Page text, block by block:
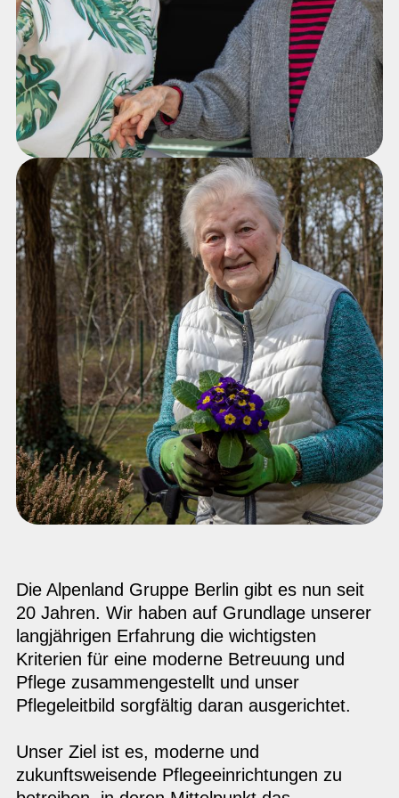
Die Alpenland Gruppe Berlin gibt es nun seit
20 Jahren. Wir haben auf Grundlage unserer
langjährigen Erfahrung die wichtigsten
Kriterien für eine moderne Betreuung und
Pflege zusammengestellt und unser
Pflegeleitbild sorgfältig daran ausgerichtet.
Unser Ziel ist es, moderne und
zukunftsweisende Pflegeeinrichtungen zu